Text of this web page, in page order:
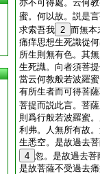
亦不可得處。云何
蜜。何以故。説是
求索吾我 2 而無本
痛痒思想生死識從
所生則無有色。其
生死識。向者須菩
當云何教般若波羅
有所生者而可得菩
菩提而説此言。菩
則爲行般若波羅蜜
利弗。人無所有故
生悉空。是故過去
4 忽。是故過去
是故菩薩不受過去